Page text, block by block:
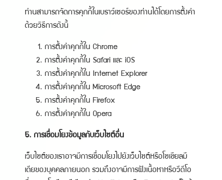
ท่านสามารถจัดการคุกกี้ในเบราว์เซอร์ของท่านได้โดยการตั้งค่า
ด้วยวิธีการดังนี้
การตั้งค่าคุกกี้ใน Chrome
การตั้งค่าคุกกี้ใน Safari และ iOS
การตั้งค่าคุกกี้ใน Internet Explorer
การตั้งค่าคุกกี้ใน Microsoft Edge
การตั้งค่าคุกกี้ใน Firefox
การตั้งค่าคุกกี้ใน Opera
5. การเชื่อมโยงข้อมูลกับเว็บไซต์อื่น
เว็บไซต์ของเราอาจมีการเชื่อมโยงไปยังเว็บไซต์หรือโซเชียลมี
เดียของบุคคลภายนอก รวมถึงอาจมีการฝังเนื้อหาหรือวีดีโอ